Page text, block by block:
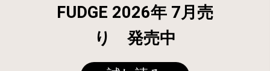
FUDGE 2026年 7月売
り 発売中